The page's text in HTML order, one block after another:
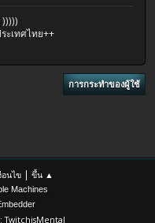
ะเทศไทย++
การกระทำของผู้ใช้
นไข | ขึ้น ▲
Machines
TwitchisMental